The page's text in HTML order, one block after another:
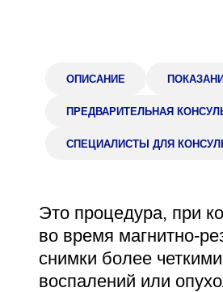
ОПИСАНИЕ
ПРЕДВАРИТЕЛЬНАЯ
СПЕЦИАЛИСТЫ ДЛЯ
Это процедура, при
во время магнитно-
снимки более
воспалений или